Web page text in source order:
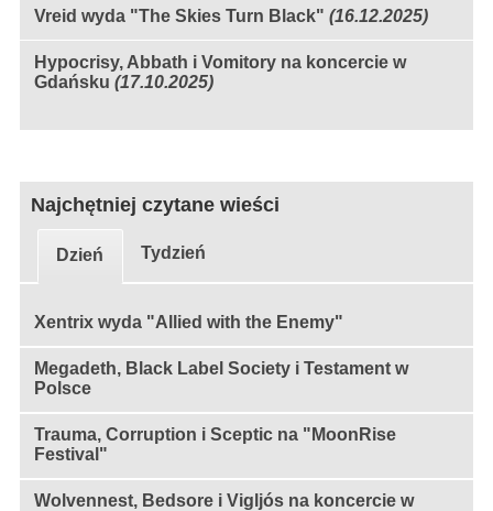
Vreid wyda "The Skies Turn Black" (16.12.2025)
Hypocrisy, Abbath i Vomitory na koncercie w
Gdańsku (17.10.2025)
Najchętniej czytane wieści
Dzień Tydzień
Xentrix wyda "Allied with the Enemy"
Megadeth, Black Label Society i Testament w
Polsce
Trauma, Corruption i Sceptic na "MoonRise
Festival"
Wolvennest, Bedsore i Vigljós na koncercie w